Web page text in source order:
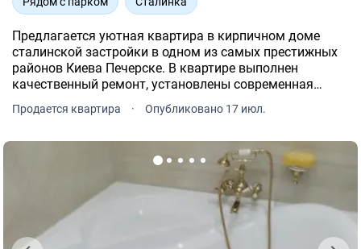
Предлагается уютная квартира в кирпичном доме
сталинской застройки в одном из самых престижных
районов Киева Печерске. В квартире выполнен
качественный ремонт, установлены современная
мебель и бытовая техника, которые полностью
остаются новым владельцам и уже включены в
Продается квартира · Опубликовано 17 июл.